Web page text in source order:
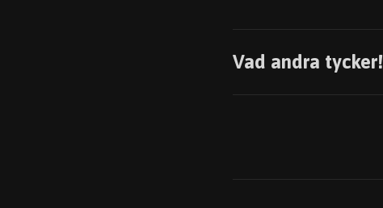
Vad andra tycker!